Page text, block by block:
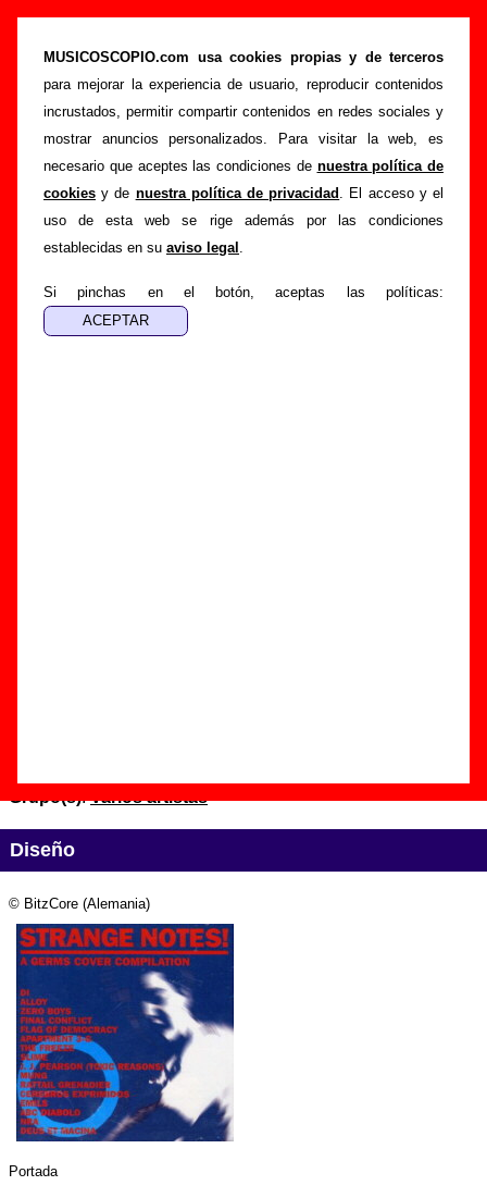
MUSICOSCOPIO.com usa cookies propias y de terceros
para mejorar la experiencia de usuario, reproducir contenidos
incrustados, permitir compartir contenidos en redes sociales y
mostrar anuncios personalizados. Para visitar la web, es
necesario que aceptes las condiciones de nuestra política de
cookies y de nuestra política de privacidad . El acceso y el
uso de esta web se rige además por las condiciones
establecidas en su aviso legal .
Si pinchas en el botón, aceptas las políticas:
Strange Notes! A Germs cover compilation
(CD, 1994) - Varios grupos
Portada >Varios artistas >Discos de 1994
Strange Notes! A Germs cover compilation
Esta página pretende recopilar todo tipo de información
sobre eldisco “Strange Notes! A Germs cover
compilation”, interpretado porVarios artistas. Además del
listado de canciones incluidas en el disco, también se
mostrarán en esta página otros tipos de información a
medida que estén disponibles: los datos relacionados con su
publicación, los créditos de la grabación de las canciones
Grupo(s):Varios artistas
Diseño
© BitzCore (Alemania)
Portada